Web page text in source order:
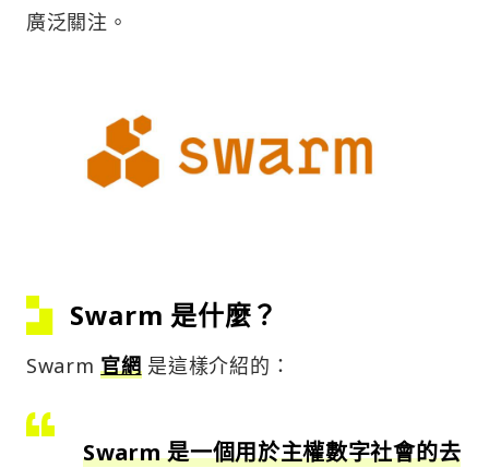
廣泛關注。
Swarm 是什麼？
Swarm官網 是這樣介紹的：
Swarm 是一個用於主權數字社會的去